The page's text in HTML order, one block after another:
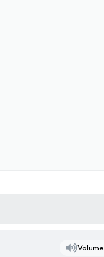
Volume